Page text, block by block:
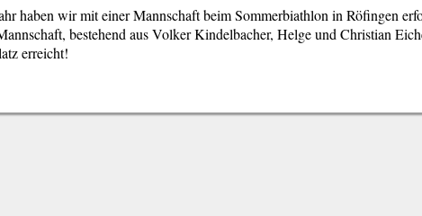
haben wir mit einer Mannschaft beim Sommerbiathlon in Röfingen
bestehend aus Volker Kindelbacher, Helge und Christian
erreicht!